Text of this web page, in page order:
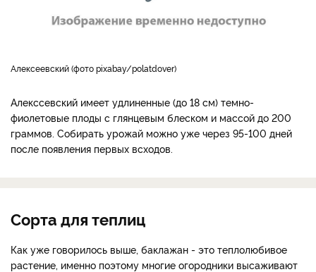
Алексеевский (фото pixabay/polatdover)
Алекссевский имеет удлиненные (до 18 см) темно-
фиолетовые плоды с глянцевым блеском и массой до 200
граммов. Собирать урожай можно уже через 95-100 дней
после появления первых всходов.
Сорта для теплиц
Как уже говорилось выше, баклажан - это теплолюбивое
растение, именно поэтому многие огородники высаживают